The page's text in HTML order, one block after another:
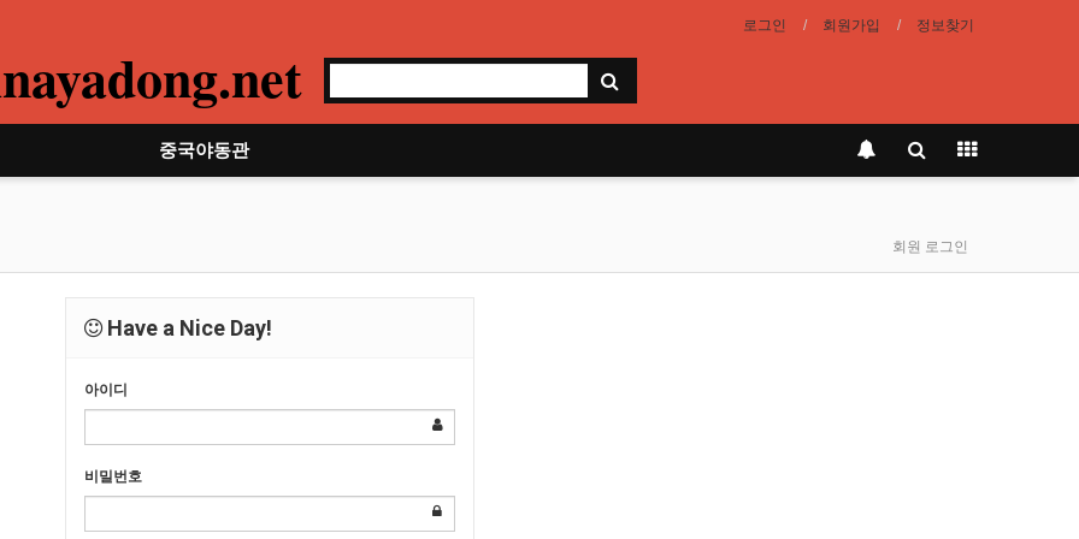
로그인 회원가입 정보찾기
중국야동관
회원 로그인
Have a Nice Day!
아이디
비밀번호